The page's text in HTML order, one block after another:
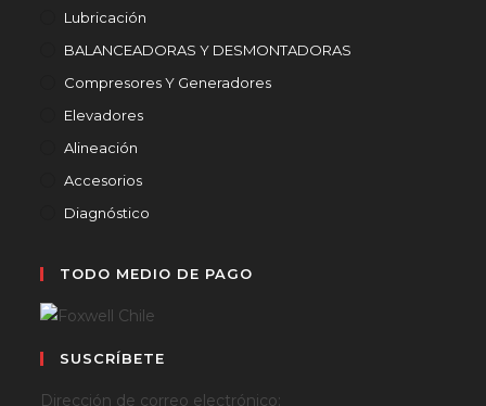
Lubricación
BALANCEADORAS Y DESMONTADORAS
Compresores Y Generadores
Elevadores
Alineación
Accesorios
Diagnóstico
TODO MEDIO DE PAGO
SUSCRÍBETE
Dirección de correo electrónico: